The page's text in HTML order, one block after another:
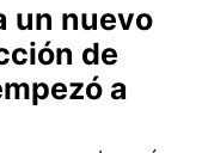
un nuevo
de
a